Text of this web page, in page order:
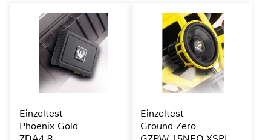
Einzeltest
Phoenix Gold
Einzeltest
Ground Zero